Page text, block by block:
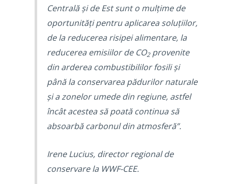
Centrală și de Est sunt o mulțime de
oportunități pentru aplicarea soluțiilor,
de la reducerea risipei alimentare, la
reducerea emisiilor de CO2provenite
din arderea combustibililor fosili și
până la conservarea pădurilor naturale
și a zonelor umede din regiune, astfel
încât acestea să poată continua să
absoarbă carbonul din atmosferă”.
Irene Lucius, director regional de
conservare la WWF-CEE.